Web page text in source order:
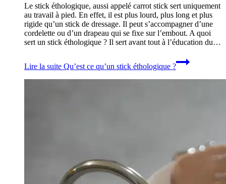
Le stick éthologique, aussi appelé carrot stick sert uniquement
au travail à pied. En effet, il est plus lourd, plus long et plus
rigide qu’un stick de dressage. Il peut s’accompagner d’une
cordelette ou d’un drapeau qui se fixe sur l’embout. A quoi
sert un stick éthologique ? Il sert avant tout à l’éducation du…
Lire la suite Qu’est ce qu’un stick éthologique ?